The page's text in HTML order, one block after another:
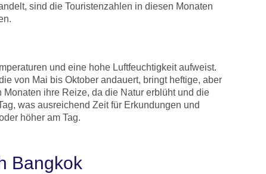
sind die Touristenzahlen in diesen Monaten
und eine hohe Luftfeuchtigkeit aufweist.
von Mai bis Oktober andauert, bringt heftige, aber
ihre Reize, da die Natur erblüht und die
was ausreichend Zeit für Erkundungen und
höher am Tag.
Bangkok